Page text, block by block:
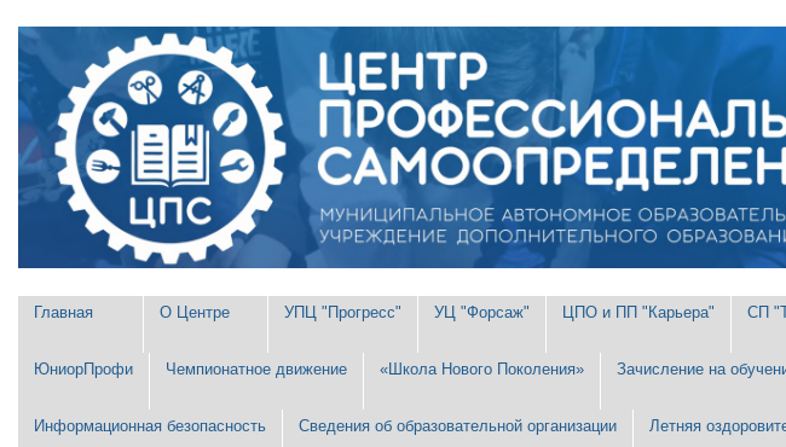
к
содержимому.
Перейти
к
навигации
инструменты
Разделы
Главная О Центре УПЦ "Прогресс" УЦ "Форсаж" ЦПО и ПП "Карьера" СП
ЮниорПрофи Чемпионатное движение «Школа Нового Поколения» Зачисление на
Информационная безопасность Сведения об образовательной организации Летняя